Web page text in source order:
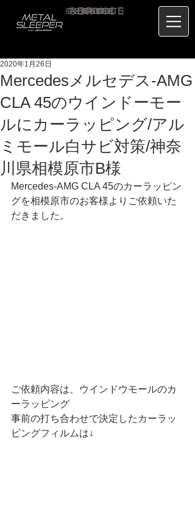
HOME
CONCEPT
SERVICE
ABOUT US
BLOG
PRICE
CONTACT
RECRUIT
Mercedesメルセデス-AMG
CLA 45のウインドーモー
ルにカーラッピング/アル
ミモール白サビ対策/神奈
川県相模原市B様
2020年1月26日
Mercedes-AMG CLA 45のカーラッピン
グを相模原市のお客様よりご依頼いた
だきました。
ご依頼内容は、ウインドウモールのカ
ーラッピング
事前の打ち合わせで決定したカーラッ
ピングフィルムは↓